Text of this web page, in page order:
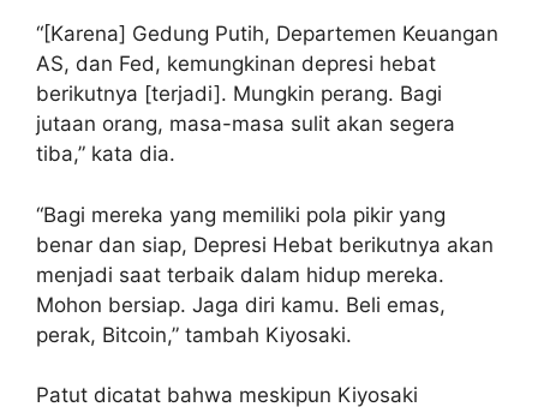
“[Karena] Gedung Putih, Departemen Keuangan
AS, dan Fed, kemungkinan depresi hebat
berikutnya [terjadi]. Mungkin perang. Bagi
jutaan orang, masa-masa sulit akan segera
tiba,” kata dia.
“Bagi mereka yang memiliki pola pikir yang
benar dan siap, Depresi Hebat berikutnya akan
menjadi saat terbaik dalam hidup mereka.
Mohon bersiap. Jaga diri kamu. Beli emas,
perak, Bitcoin,” tambah Kiyosaki.
Patut dicatat bahwa meskipun Kiyosaki